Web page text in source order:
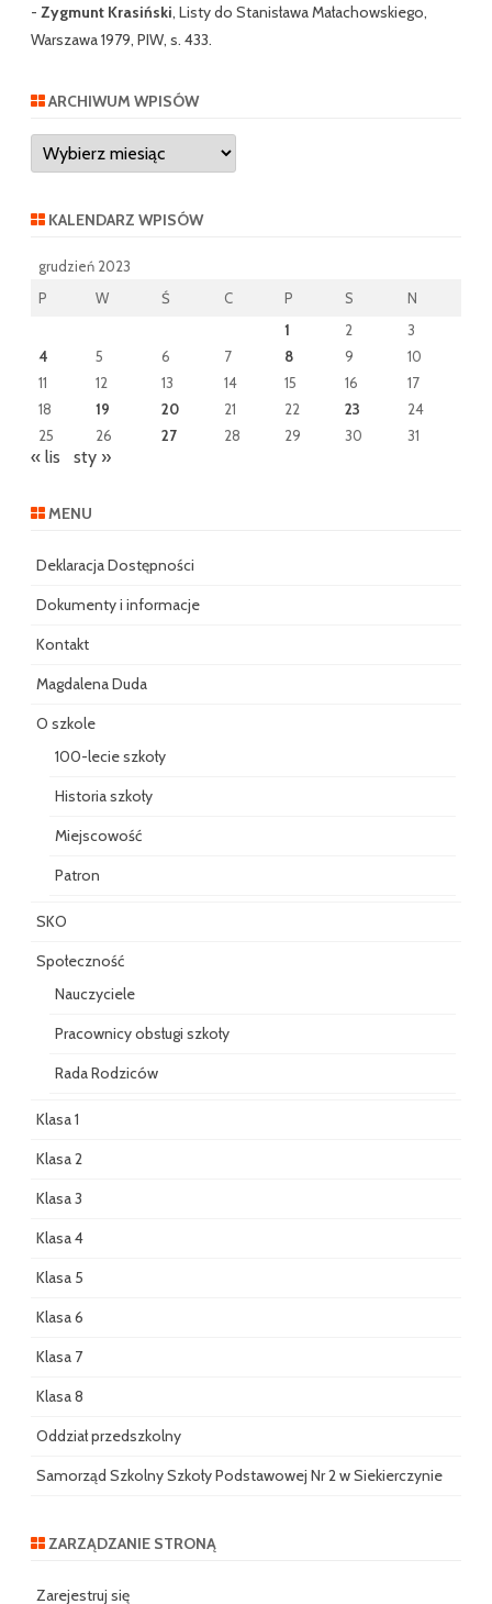
- Zygmunt Krasiński, Listy do Stanisława Małachowskiego,
Warszawa 1979, PIW, s. 433.
ARCHIWUM WPISÓW
Archiwum
wpisów
KALENDARZ WPISÓW
grudzień 2023
P
W Ś C P S
N
1
2
3
4
5 6 7 8 9
10
11
12 13 14 15 16
17
18
19 20 21 22 23
24
25
26 27 28 29 30 31
« lis sty »
MENU
Deklaracja Dostępności
Dokumenty i informacje
Kontakt
Magdalena Duda
O szkole
100-lecie szkoły
Historia szkoły
Miejscowość
Patron
SKO
Społeczność
Nauczyciele
Pracownicy obsługi szkoły
Rada Rodziców
Klasa 1
Klasa 2
Klasa 3
Klasa 4
Klasa 5
Klasa 6
Klasa 7
Klasa 8
Oddział przedszkolny
Samorząd Szkolny Szkoły Podstawowej Nr 2 w Siekierczynie
ZARZĄDZANIE STRONĄ
Zarejestruj się